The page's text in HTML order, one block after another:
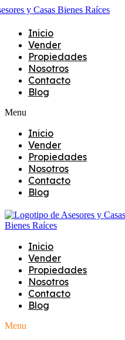
Inicio
Vender
Propiedades
Nosotros
Contacto
Blog
Menu
Inicio
Vender
Propiedades
Nosotros
Contacto
Blog
Inicio
Vender
Propiedades
Nosotros
Contacto
Blog
Menu